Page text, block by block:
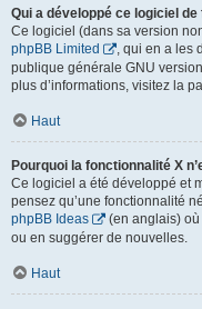
Qui a développé ce logiciel de
Ce logiciel (dans sa version
phpBB Limited
, qui en a les
publique générale GNU
plus d’informations, visitez la
Haut
Pourquoi la fonctionnalité X
Ce logiciel a été développé et
pensez qu’une fonctionnalité
phpBB Ideas
(en anglais)
ou en suggérer de nouvelles.
Haut